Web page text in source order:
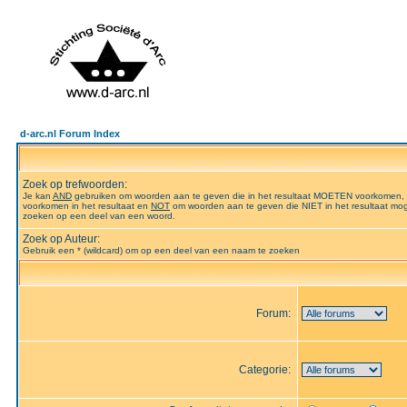
d-arc.nl Forum Index
Zoek op trefwoorden:
Je kan AND gebruiken om woorden aan te geven die in het resultaat MOETEN voorkomen,
voorkomen in het resultaat en NOT om woorden aan te geven die NIET in het resultaat
zoeken op een deel van een woord.
Zoek op Auteur:
Gebruik een * (wildcard) om op een deel van een naam te zoeken
Forum:
Categorie: